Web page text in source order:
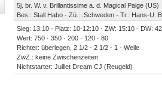
5j. br. W. v. Brillantissime a. d. Magical Paige (US)
Bes.: Stall Habo - Zü.: .Schweden - Tr.: Hans-U.
Sieg: 13:10 - Platz: 10-12:10 - ZW: 15:10 - DW:
Wert: 750 · 350 · 200 · 120 · 80
Richter: überlegen, 2 1/2 - 2 1/2 - 1 - Weile
ZwZ.: keine Zwischenzeiten
Nichtstarter: Juillet Dream CJ (Reugeld)